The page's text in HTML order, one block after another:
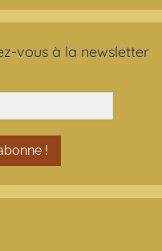
vous à la newsletter